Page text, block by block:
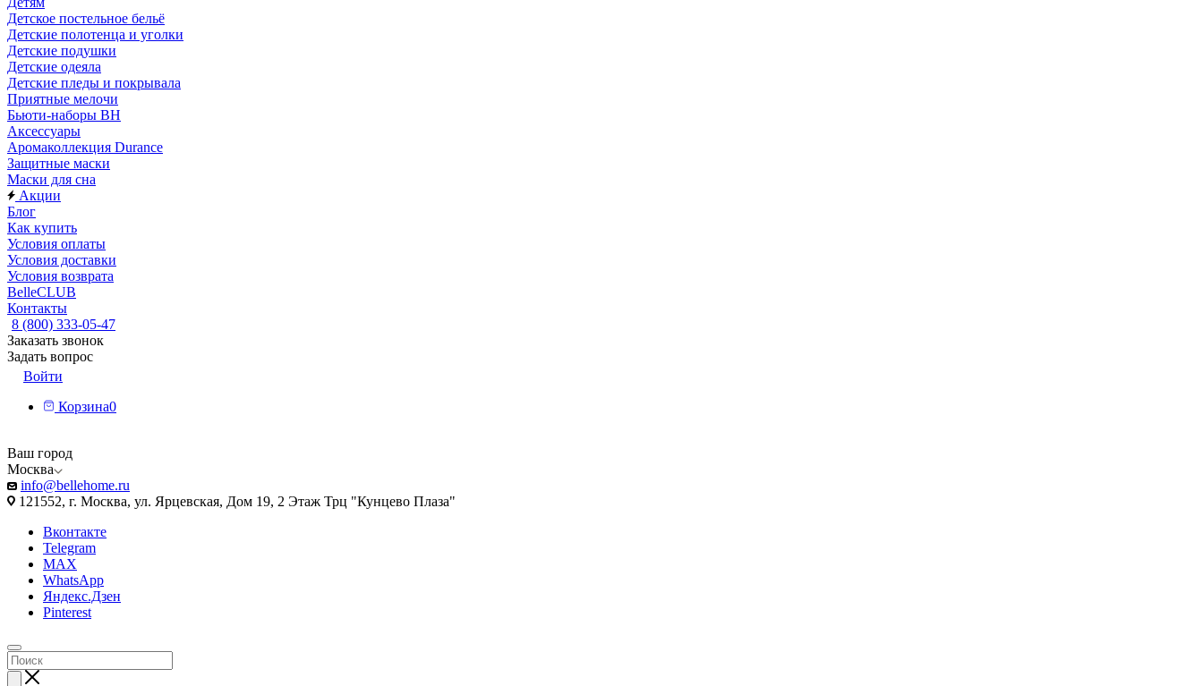
Детское постельное бельё
Детские полотенца и уголки
Детские подушки
Детские одеяла
Детские пледы и покрывала
Приятные мелочи
Бьюти-наборы ВН
Аксессуары
Аромаколлекция Durance
Защитные маски
Маски для сна
Акции
Блог
Как купить
Условия оплаты
Условия доставки
Условия возврата
BelleCLUB
Контакты
8 (800) 333-05-47
Заказать звонок
Задать вопрос
Войти
Корзина0
Ваш город
Москва
info@bellehome.ru
121552, г. Москва, ул. Ярцевская, Дом 19, 2 Этаж Трц "Кунцево Плаза"
Вконтакте
Telegram
MAX
WhatsApp
Яндекс.Дзен
Pinterest